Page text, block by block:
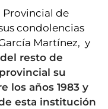
Provincial de
condolencias
Martínez, y
resto de
su
los años 1983 y
esta institución